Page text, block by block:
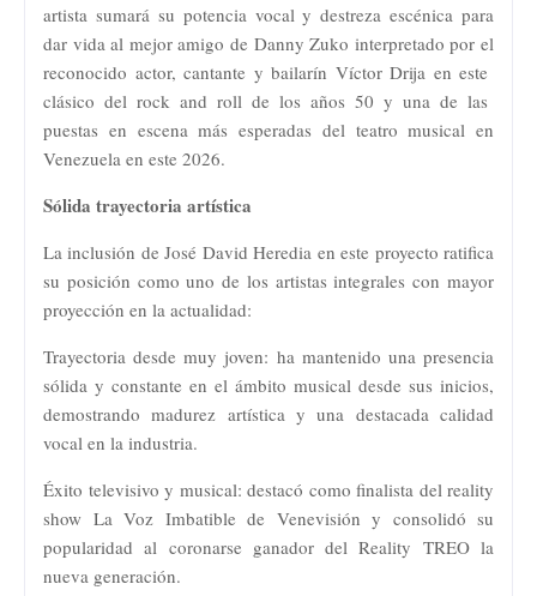
artista sumará su potencia vocal y destreza escénica para
dar vida al mejor amigo de Danny Zuko interpretado por el
reconocido actor, cantante y bailarín Víctor Drija en este
clásico del rock and roll de los años 50 y una de las
puestas en escena más esperadas del teatro musical en
Venezuela en este 2026.
Sólida trayectoria artística
La inclusión de José David Heredia en este proyecto ratifica
su posición como uno de los artistas integrales con mayor
proyección en la actualidad:
Trayectoria desde muy joven: ha mantenido una presencia
sólida y constante en el ámbito musical desde sus inicios,
demostrando madurez artística y una destacada calidad
vocal en la industria.
Éxito televisivo y musical: destacó como finalista del reality
show La Voz Imbatible de Venevisión y consolidó su
popularidad al coronarse ganador del Reality TREO la
nueva generación.